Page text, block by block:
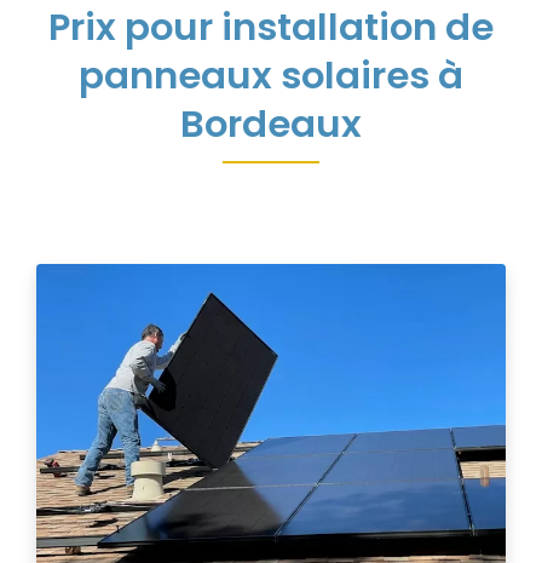
Prix pour installation de
panneaux solaires à
Bordeaux